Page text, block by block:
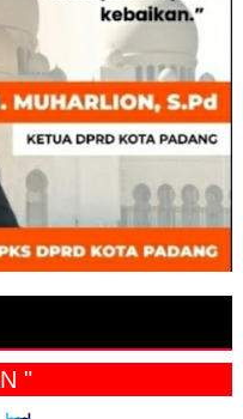
" IKLAN "